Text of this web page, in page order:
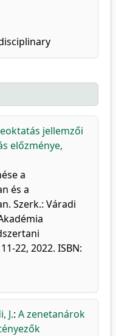
jellemzői
előzménye,
a
és a
Szerk.: Váradi
22, 2022. ISBN:
J.: A zenetanárok